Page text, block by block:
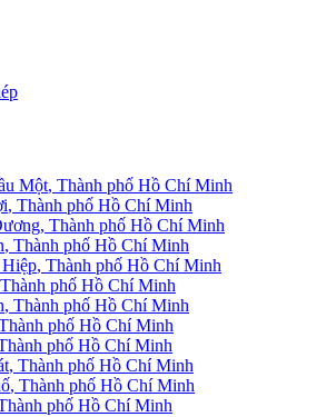
Một, Thành phố Hồ Chí Minh
, Thành phố Hồ Chí Minh
, Thành phố Hồ Chí Minh
, Thành phố Hồ Chí Minh
, Thành phố Hồ Chí Minh
Thành phố Hồ Chí Minh
, Thành phố Hồ Chí Minh
phố Hồ Chí Minh
phố Hồ Chí Minh
, Thành phố Hồ Chí Minh
, Thành phố Hồ Chí Minh
phố Hồ Chí Minh